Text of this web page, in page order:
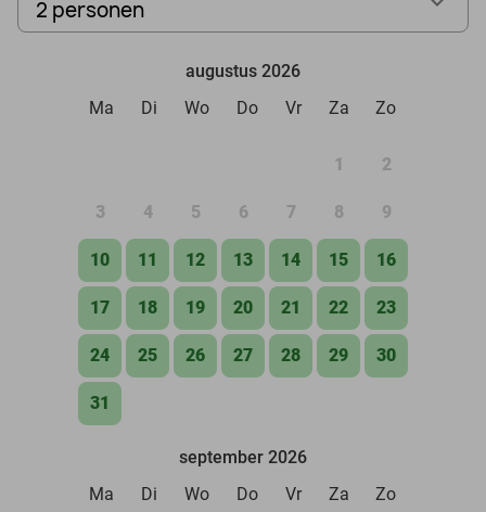
2 personen
augustus 2026
Ma
Di Wo Do Vr Za Zo
1 2
3 4 5 6 7 8 9
10 11 12 13 14 15 16
17 18 19 20 21 22 23
24 25 26 27 28 29 30
31
september 2026
Ma
Di Wo Do Vr Za Zo